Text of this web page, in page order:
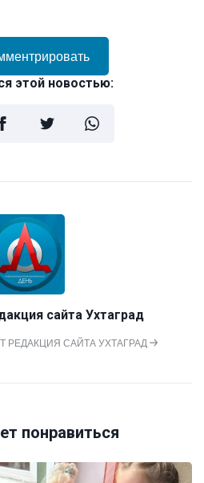
этой новостью:
сайта Ухтаград
РЕДАКЦИЯ САЙТА УХТАГРАД
понравиться